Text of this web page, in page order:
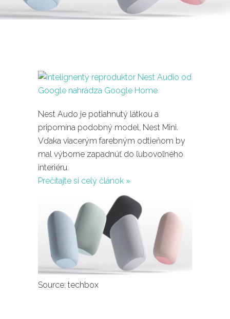
Nest Audo je potiahnutý látkou a
pripomína podobný model, Nest Mini.
Vďaka viacerým farebným odtieňom by
mal výborne zapadnúť do ľubovoľného
interiéru.
Prečítajte si celý článok »
Source: techbox